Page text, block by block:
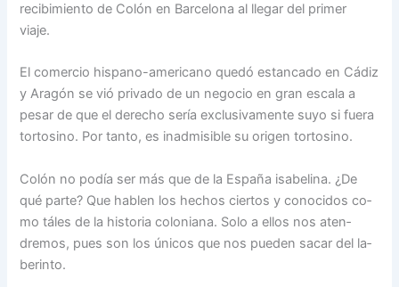
recibimiento de Colón en Barcelona al llegar del pri­mer
viaje.
El comercio hispano-americano quedó estancado en Cá­diz
y Aragón se vió privado de un negocio en gran escala a
pesar de que el derecho sería exclusivamente suyo si fuera
tortosino. Por tanto, es inadmisible su origen tortosino.
Colón no podía ser más que de la España isabelina. ¿De
qué parte? Que hablen los hechos ciertos y conocidos co­
mo táles de la historia coloniana. Solo a ellos nos aten­
dremos, pues son los únicos que nos pueden sacar del la­
berinto.